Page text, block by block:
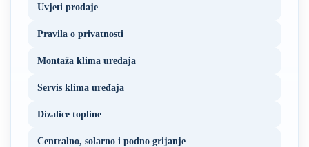
Uvjeti prodaje
Pravila o privatnosti
Montaža klima uređaja
Servis klima uređaja
Dizalice topline
Centralno, solarno i podno grijanje